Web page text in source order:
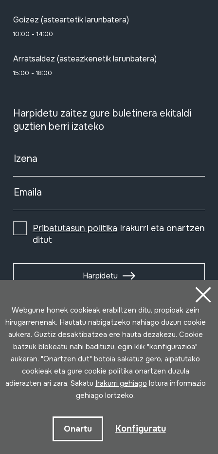
Goizez (asteartetik larunbatera)
10:00 - 14:00
Arratsaldez (asteazkenetik larunbatera)
15:00 - 18:00
Harpidetu zaitez gure buletinera ekitaldi
guztien berri izateko
Izena
Emaila
Pribatutasun politika Irakurri eta onartzen
ditut
Harpidetu
Erabilpen baldintzak Pribatutasun politika
Loturak garatua
Webgune honek cookieak erabiltzen ditu, propioak zein
hirugarrenenak. Hautatu nabigatzeko nahiago duzun cookie
aukera. Guztiz desaktibatzea ere hauta dezakezu. Cookie
batzuk blokeatu nahi badituzu, egin klik "konfigurazioa"
aukeran. "Onartzen dut" botoia sakatuz gero, aipatutako
cookieak eta gure cookie politika onartzen duzula
adierazten ari zara. Sakatu Irakurri gehiago lotura informazio
gehiago lortzeko.
Onartu Konfiguratu